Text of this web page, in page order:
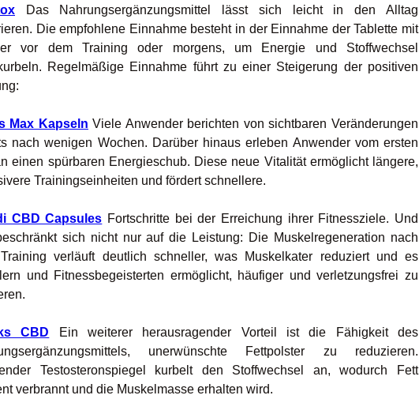
Das Nahrungsergänzungsmittel lässt sich leicht in den Alltag
Die empfohlene Einnahme besteht in der Einnahme der Tablette mit
vor dem Training oder morgens, um Energie und Stoffwechsel
Regelmäßige Einnahme führt zu einer Steigerung der positiven
Max Kapseln Viele Anwender berichten von sichtbaren Veränderungen
nach wenigen Wochen. Darüber hinaus erleben Anwender vom ersten
einen spürbaren Energieschub. Diese neue Vitalität ermöglicht längere,
Trainingseinheiten und fördert schnellere.
CBD Capsules Fortschritte bei der Erreichung ihrer Fitnessziele. Und
sich nicht nur auf die Leistung: Die Muskelregeneration nach
verläuft deutlich schneller, was Muskelkater reduziert und es
und Fitnessbegeisterten ermöglicht, häufiger und verletzungsfrei zu
CBD Ein weiterer herausragender Vorteil ist die Fähigkeit des
unerwünschte Fettpolster zu reduzieren.
Testosteronspiegel kurbelt den Stoffwechsel an, wodurch Fett
verbrannt und die Muskelmasse erhalten wird.